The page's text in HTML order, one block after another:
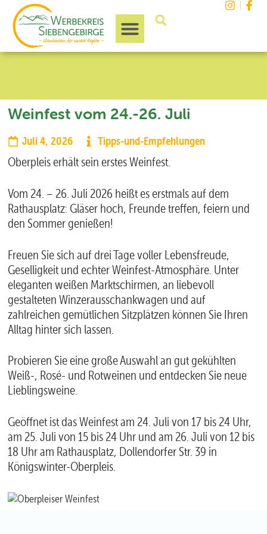
Weinfest vom 24.-26. Juli
Juli 4, 2026
Tipps-und-Empfehlungen
Oberpleis erhält sein erstes Weinfest.
Vom 24. – 26. Juli 2026 heißt es erstmals auf dem
Rathausplatz: Gläser hoch, Freunde treffen, feiern und
den Sommer genießen!
Freuen Sie sich auf drei Tage voller Lebensfreude,
Geselligkeit und echter Weinfest-Atmosphäre. Unter
eleganten weißen Marktschirmen, an liebevoll
gestalteten Winzerausschankwagen und auf
zahlreichen gemütlichen Sitzplätzen können Sie Ihren
Alltag hinter sich lassen.
Probieren Sie eine große Auswahl an gut gekühlten
Weiß-, Rosé- und Rotweinen und entdecken Sie neue
Lieblingsweine.
Geöffnet ist das Weinfest am 24. Juli von 17 bis 24 Uhr,
am 25. Juli von 15 bis 24 Uhr und am 26. Juli von 12 bis
18 Uhr am Rathausplatz, Dollendorfer Str. 39 in
Königswinter-Oberpleis.